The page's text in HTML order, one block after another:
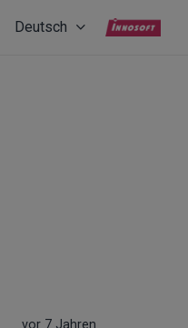
Deutsch
vor 7 Jahren